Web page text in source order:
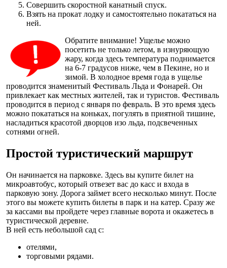
Совершить скоростной канатный спуск.
Взять на прокат лодку и самостоятельно покататься на
ней.
Обратите внимание! Ущелье можно
посетить не только летом, в изнуряющую
жару, когда здесь температура поднимается
на 6-7 градусов ниже, чем в Пекине, но и
зимой. В холодное время года в ущелье
проводится знаменитый Фестиваль Льда и Фонарей. Он
привлекает как местных жителей, так и туристов. Фестиваль
проводится в период с января по февраль. В это время здесь
можно покататься на коньках, погулять в приятной тишине,
насладиться красотой дворцов изо льда, подсвеченных
сотнями огней.
Простой туристический маршрут
Он начинается на парковке. Здесь вы купите билет на
микроавтобус, который отвезет вас до касс и входа в
парковую зону. Дорога займет всего несколько минут. После
этого вы можете купить билеты в парк и на катер. Сразу же
за кассами вы пройдете через главные ворота и окажетесь в
туристической деревне.
В ней есть небольшой сад с:
отелями,
торговыми рядами.